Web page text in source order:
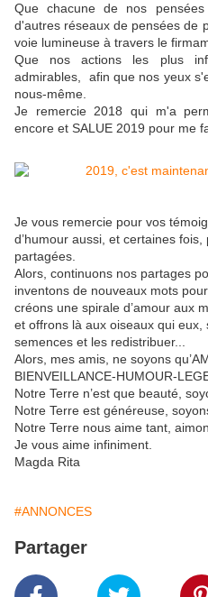
Que chacune de nos
d'autres réseaux de pensées de
voie lumineuse à travers le
Que nos actions les plus
admirables, afin que nos yeux
nous-même.
Je remercie 2018 qui m'a
encore et SALUE 2019 pour me
Je vous remercie pour vos
d’humour aussi, et certaines
partagées.
Alors, continuons nos partages
inventons de nouveaux mots
créons une spirale d’amour aux
et offrons là aux oiseaux qui
semences et les redistribuer...
Alors, mes amis, ne soyons
BIENVEILLANCE-HUMOUR-
Notre Terre n’est que beauté,
Notre Terre est généreuse,
Notre Terre nous aime tant,
Je vous aime infiniment.
Magda Rita
#ANNONCES
Partager